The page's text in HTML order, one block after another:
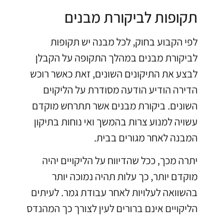
תקופות לביקורת מבנים
לפי הקבוע בחוק, לכל מבנה יש תקופות
לביקורת מבנים במהלך התקופה על הקבלן
לבצע את התיקונים השונים, זאת כאשר רוכש
הדירה הודיע הודעה מסודרת על הליקוים
השונים. ביקורת מבנים אשר תתרחש מוקדם
עשויה למנוע צרות בהמשך ואי נוחות בתיקון
המבנה לאחר מגורים בבית.
יתרה מכך, ככל שהדיווח על הליקויים יהיה
מוקדם יותר, כך עלות תהיה נמוכה יותר
בהשוואה לעלויות לאחר עבודת גמר. לעיתים
הליקויים אינם ברורים לעין לצורך כך המהנדס